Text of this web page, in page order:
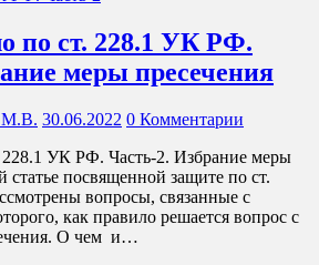
по ст. 228.1 УК РФ.
меры пресечения
М.В. 30.06.2022 0 Комментарии
228.1 УК РФ. Часть-2. Избрание меры
посвященной защите по ст.
вопросы, связанные с
как правило решается вопрос с
О чем и…